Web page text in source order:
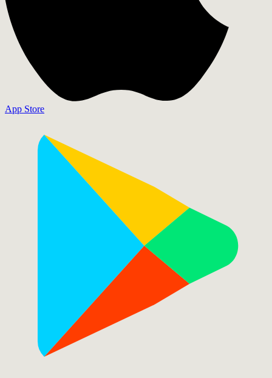
App Store